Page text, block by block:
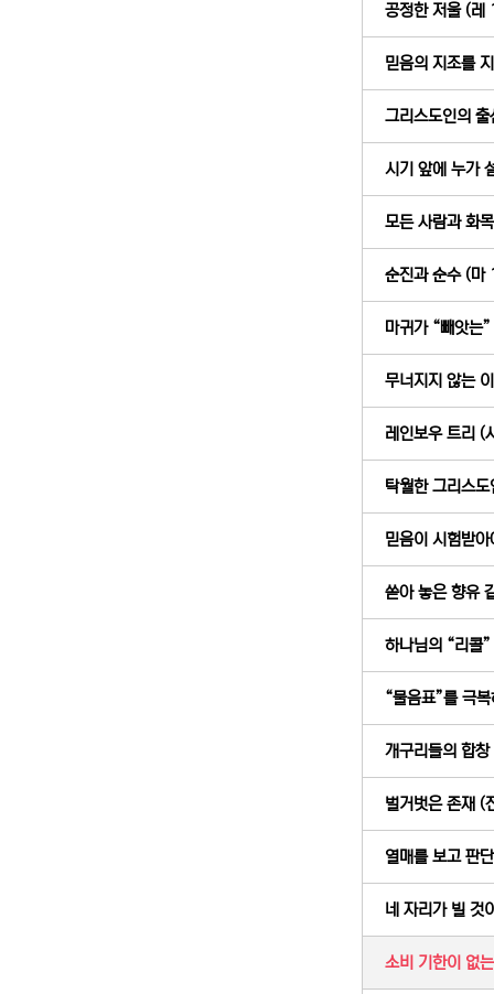
공정한 저울 (
믿음의 지조를
그리스도인의
시기 앞에 누가
모든 사람과 화
순진과 순수 (
마귀가 “빼앗는
무너지지 않는
레인보우 트리
탁월한 그리스
믿음이 시험받
쏟아 놓은 향유
하나님의 “리콜
“물음표”를 극
개구리들의 합
벌거벗은 존재
열매를 보고 판
네 자리가 빌
소비 기한이 없